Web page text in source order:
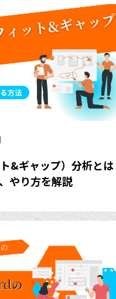
&ギャップ）分析とは
やり方を解説